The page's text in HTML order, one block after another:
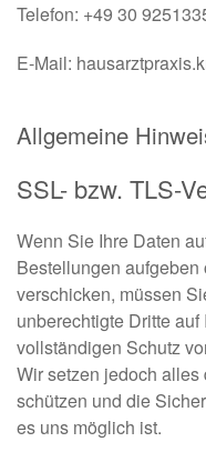
Telefon: +49 30
E-Mail:
Allgemeine
SSL- bzw. TLS-
Wenn Sie Ihre Daten
Bestellungen
verschicken, müssen
unberechtigte Dritte
vollständigen Schutz
Wir setzen jedoch
schützen und die
es uns möglich ist.